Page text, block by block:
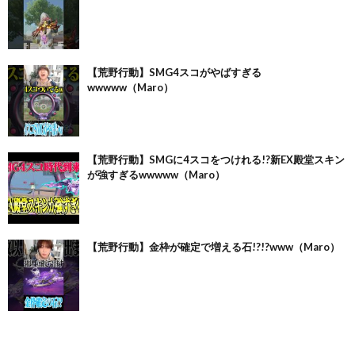
【荒野行動】SMG4スコがやばすぎる
wwwww（Maro）
【荒野行動】SMGに4スコをつけれる!?新EX殿堂スキン
が強すぎるwwwww（Maro）
【荒野行動】金枠が確定で増える石!?!?www（Maro）